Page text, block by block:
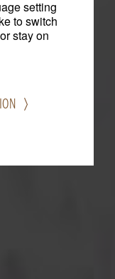
setting
to switch
stay on